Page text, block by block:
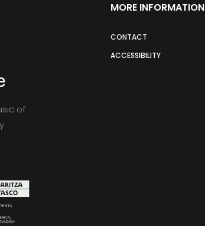
of
MORE INFORMATION
CONTACT
ACCESSIBILITY